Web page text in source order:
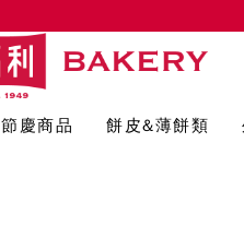
節慶商品 餅皮&薄餅類